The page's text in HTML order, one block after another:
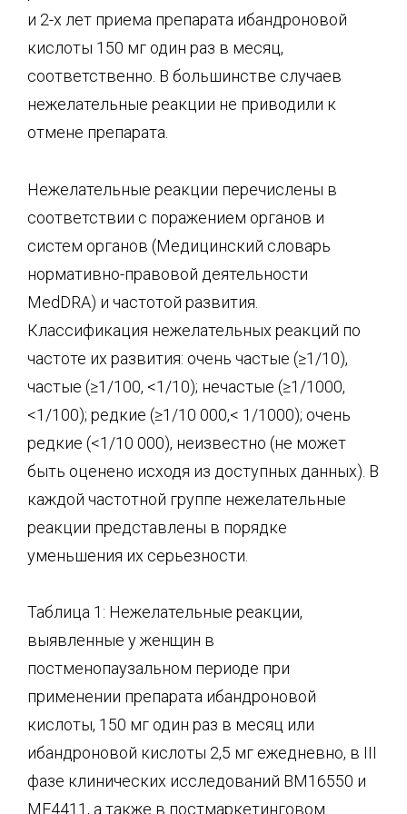
и 2-х лет приема препарата ибандроновой
кислоты 150 мг один раз в месяц,
соответственно. В большинстве случаев
нежелательные реакции не приводили к
отмене препарата.
Нежелательные реакции перечислены в
соответствии с поражением органов и
систем органов (Медицинский словарь
нормативно-правовой деятельности
MedDRA) и частотой развития.
Классификация нежелательных реакций по
частоте их развития: очень частые (≥1/10),
частые (≥1/100, <1/10); нечастые (≥1/1000,
<1/100); редкие (≥1/10 000,< 1/1000); очень
редкие (<1/10 000), неизвестно (не может
быть оценено исходя из доступных данных). В
каждой частотной группе нежелательные
реакции представлены в порядке
уменьшения их серьезности.
Таблица 1: Нежелательные реакции,
выявленные у женщин в
постменопаузальном периоде при
применении препарата ибандроновой
кислоты, 150 мг один раз в месяц или
ибандроновой кислоты 2,5 мг ежедневно, в III
фазе клинических исследований ВМ16550 и
MF4411, а также в постмаркетинговом